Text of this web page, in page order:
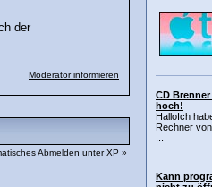
der
Moderator informieren
Abmelden unter XP »
CD
hoch!
HalloIch
Rechner
Kann